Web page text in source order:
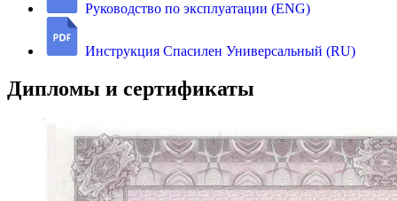
Руководство по эксплуатации (ENG)
Инструкция Спасилен Универсальный (RU)
Дипломы и сертификаты